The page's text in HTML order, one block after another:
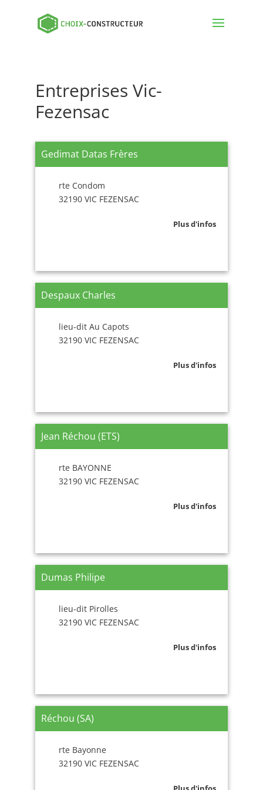
Entreprises Vic-
Fezensac
Gedimat Datas Frères
rte Condom
32190 VIC FEZENSAC
Plus d'infos
Despaux Charles
lieu-dit Au Capots
32190 VIC FEZENSAC
Plus d'infos
Jean Réchou (ETS)
rte BAYONNE
32190 VIC FEZENSAC
Plus d'infos
Dumas Philipe
lieu-dit Pirolles
32190 VIC FEZENSAC
Plus d'infos
Réchou (SA)
rte Bayonne
32190 VIC FEZENSAC